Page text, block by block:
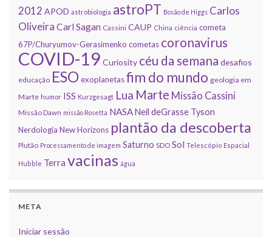
2012 APOD astrobiologia astroPT Bosão de Higgs Carlos
Oliveira Carl Sagan Cassini CAUP China ciência cometa
67P/Churyumov-Gerasimenko cometas coronavirus
COVID-19 Curiosity céu da semana desafios
educação ESOexoplanetasfim do mundo geologia em
Marte humor ISS Kurzgesagt Lua Marte Missão Cassini
Missão Dawn missão Rosetta NASANeil deGrasse Tyson
Nerdologia New Horizons plantão da descoberta
Plutão Processamento de imagem Saturno SDO Sol Telescópio Espacial
Hubble Terra vacinas água
META
Iniciar sessão